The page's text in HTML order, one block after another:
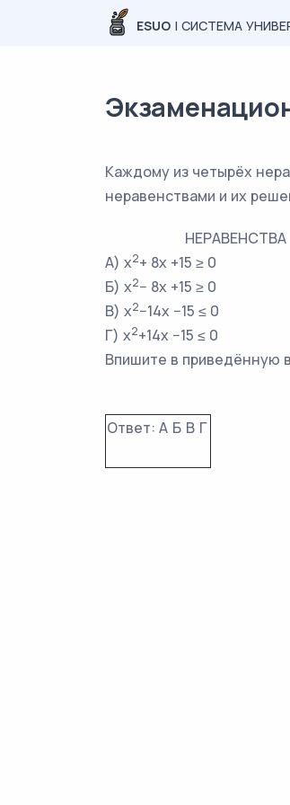
ESUO | СИСТЕМА
Каждому из четырёх
неравенствами и их
НЕРАВЕНСТВА
А) x2+ 8x +15 ≥ 0
Б) x2− 8x +15 ≥ 0
В) x2−14x −15 ≤ 0
Г) x2+14x −15 ≤ 0
Впишите в приведённую
Ответ: А Б В Г